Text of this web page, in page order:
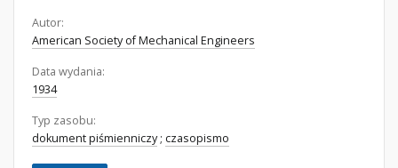
Autor:
American Society of Mechanical Engineers
Data wydania:
1934
Typ zasobu:
dokument piśmienniczy; czasopismo